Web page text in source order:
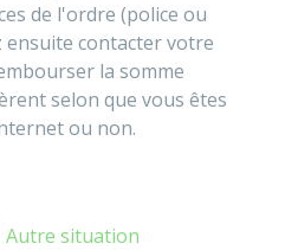
de l'ordre (police ou
ensuite contacter votre
la somme
selon que vous êtes
ou non.
Autre situation